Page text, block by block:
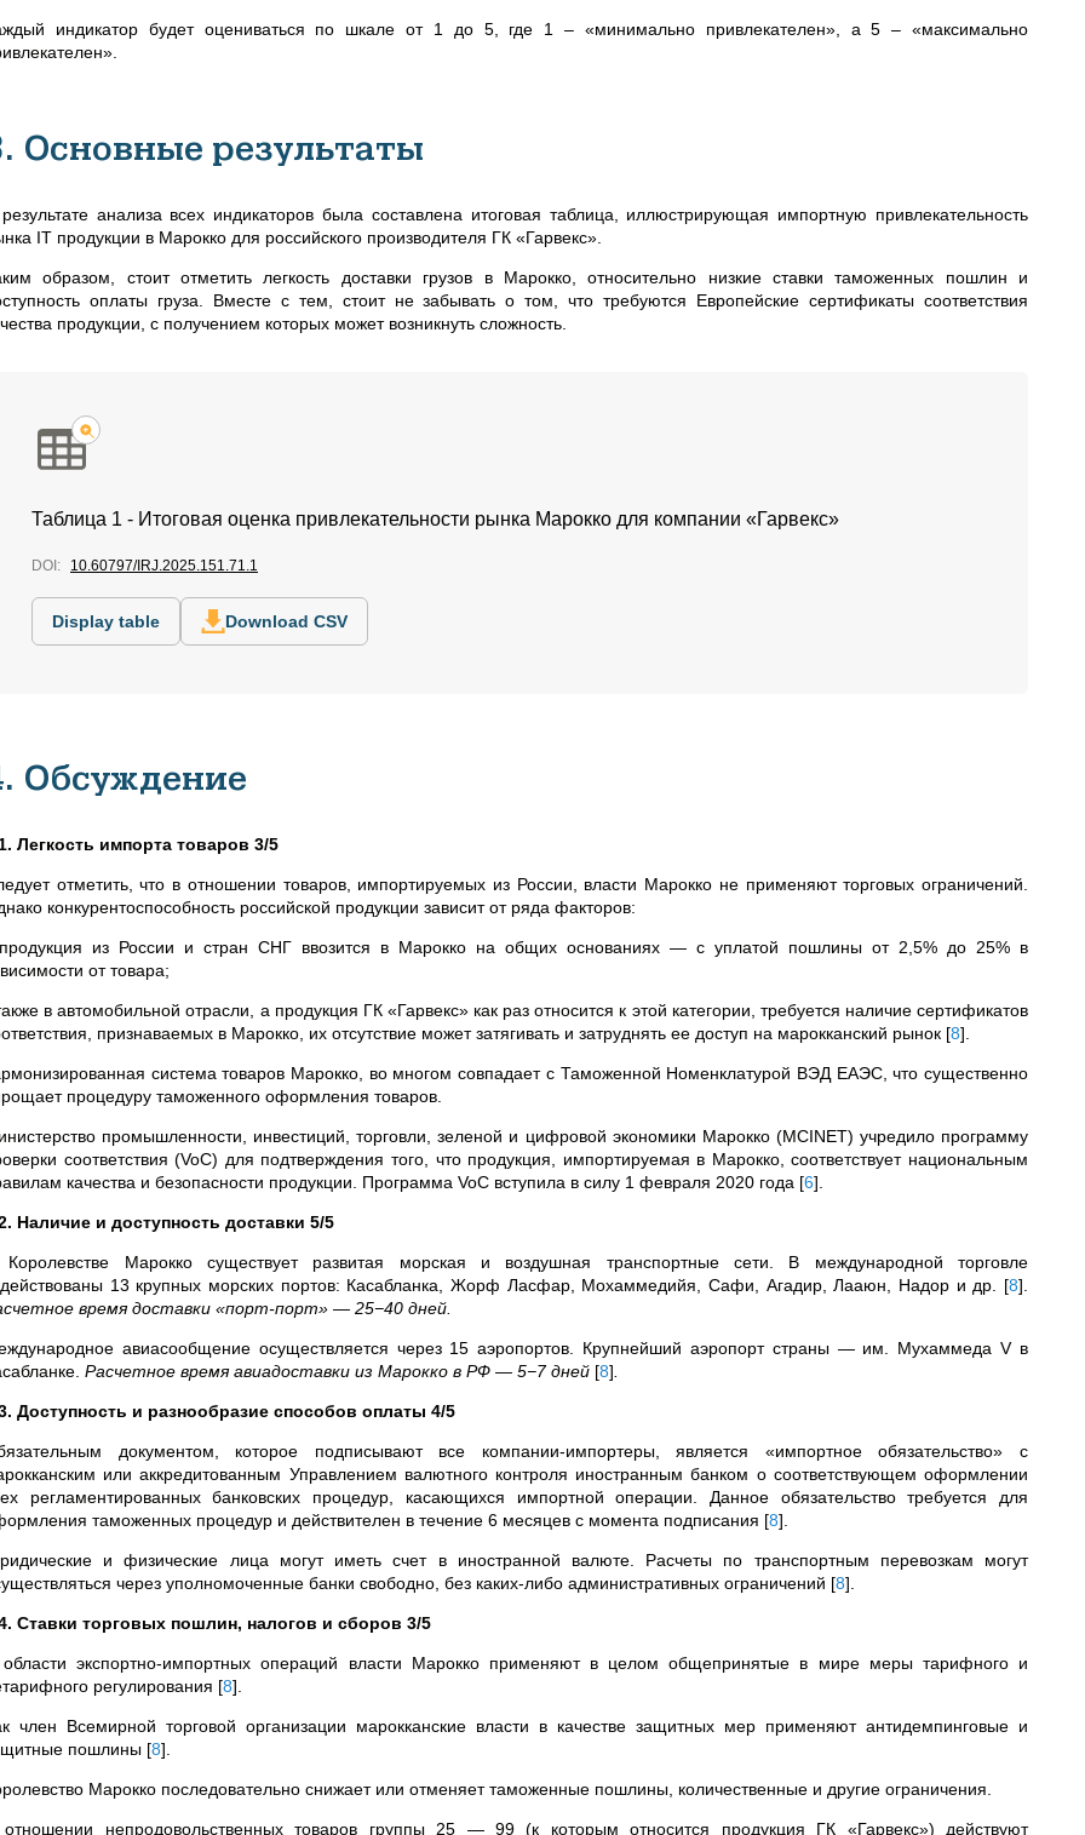
индикатор будет оцениваться по шкале от 1 до 5, где 1 – «минимально привлекателен», а 5 – «максимально
Основные результаты
анализа всех индикаторов была составлена итоговая таблица, иллюстрирующая импортную привлекательность
IT продукции в Марокко для российского производителя ГК «Гарвекс».
образом, стоит отметить легкость доставки грузов в Марокко, относительно низкие ставки таможенных пошлин и
оплаты груза. Вместе с тем, стоит не забывать о том, что требуются Европейские сертификаты соответствия
продукции, с получением которых может возникнуть сложность.
Таблица 1 - Итоговая оценка привлекательности рынка Марокко для компании «Гарвекс»
DOI: 10.60797/IRJ.2025.151.71.1
Display table Download CSV
Обсуждение
Легкость импорта товаров 3/5
отметить, что в отношении товаров, импортируемых из России, власти Марокко не применяют торговых ограничений.
конкурентоспособность российской продукции зависит от ряда факторов:
из России и стран СНГ ввозится в Марокко на общих основаниях — с уплатой пошлины от 2,5% до 25% в
от товара;
в автомобильной отрасли, а продукция ГК «Гарвекс» как раз относится к этой категории, требуется наличие сертификатов
признаваемых в Марокко, их отсутствие может затягивать и затруднять ее доступ на марокканский рынок [8]
система товаров Марокко, во многом совпадает с Таможенной Номенклатурой ВЭД ЕАЭС, что существенно
процедуру таможенного оформления товаров.
промышленности, инвестиций, торговли, зеленой и цифровой экономики Марокко (MCINET) учредило программу
соответствия (VoC) для подтверждения того, что продукция, импортируемая в Марокко, соответствует национальным
качества и безопасности продукции. Программа VoC вступила в силу 1 февраля 2020 года [6]
Наличие и доступность доставки 5/5
Марокко существует развитая морская и воздушная транспортные сети. В международной торговле
13 крупных морских портов: Касабланка, Жорф Ласфар, Мохаммедийя, Сафи, Агадир, Лааюн, Надор и др. [8]
время доставки «порт-порт» — 25−40 дней.
авиасообщение осуществляется через 15 аэропортов. Крупнейший аэропорт страны — им. Мухаммеда V в
Расчетное время авиадоставки из Марокко в РФ — 5−7 дней [8]
Доступность и разнообразие способов оплаты 4/5
документом, которое подписывают все компании-импортеры, является «импортное обязательство» с
или аккредитованным Управлением валютного контроля иностранным банком о соответствующем оформлении
регламентированных банковских процедур, касающихся импортной операции. Данное обязательство требуется для
таможенных процедур и действителен в течение 6 месяцев с момента подписания [8]
и физические лица могут иметь счет в иностранной валюте. Расчеты по транспортным перевозкам могут
через уполномоченные банки свободно, без каких-либо административных ограничений [8]
Ставки торговых пошлин, налогов и сборов 3/5
экспортно-импортных операций власти Марокко применяют в целом общепринятые в мире меры тарифного и
регулирования [8]
член Всемирной торговой организации марокканские власти в качестве защитных мер применяют антидемпинговые и
пошлины [8]
Марокко последовательно снижает или отменяет таможенные пошлины, количественные и другие ограничения.
непродовольственных товаров группы 25 — 99 (к которым относится продукция ГК «Гарвекс») действуют